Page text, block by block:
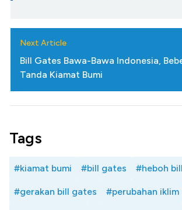
Next Article
Bill Gates Bawa-Bawa Indonesia,
Tanda Kiamat Bumi
Tags
#kiamat bumi #bill gates #heboh
#gerakan bill gates #perubahan iklim